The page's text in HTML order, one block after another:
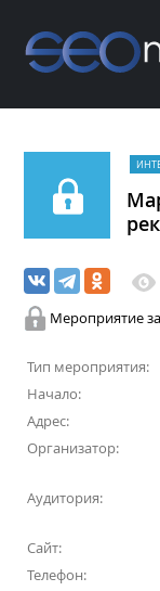
Мероприятие
Тип мероприятия:
Начало:
Адрес:
Организатор:
Аудитория:
Сайт:
Телефон: